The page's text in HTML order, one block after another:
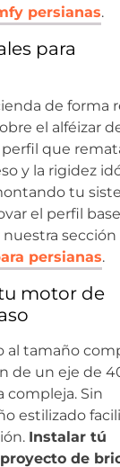
persianas.
para
de forma
el alféizar
que
y la rigidez
tu
el perfil
sección
persianas.
motor de
al tamaño
de un eje de
compleja. Sin
estilizado
Instalar tú
de